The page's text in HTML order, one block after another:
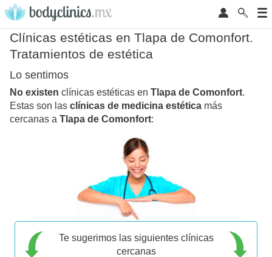
Clínicas estéticas en Tlapa de Comonfort.
Tratamientos de estética
Lo sentimos
No existen clínicas estéticas en Tlapa de Comonfort.
Estas son las clínicas de medicina estética más
cercanas a Tlapa de Comonfort:
Te sugerimos las siguientes clínicas
cercanas